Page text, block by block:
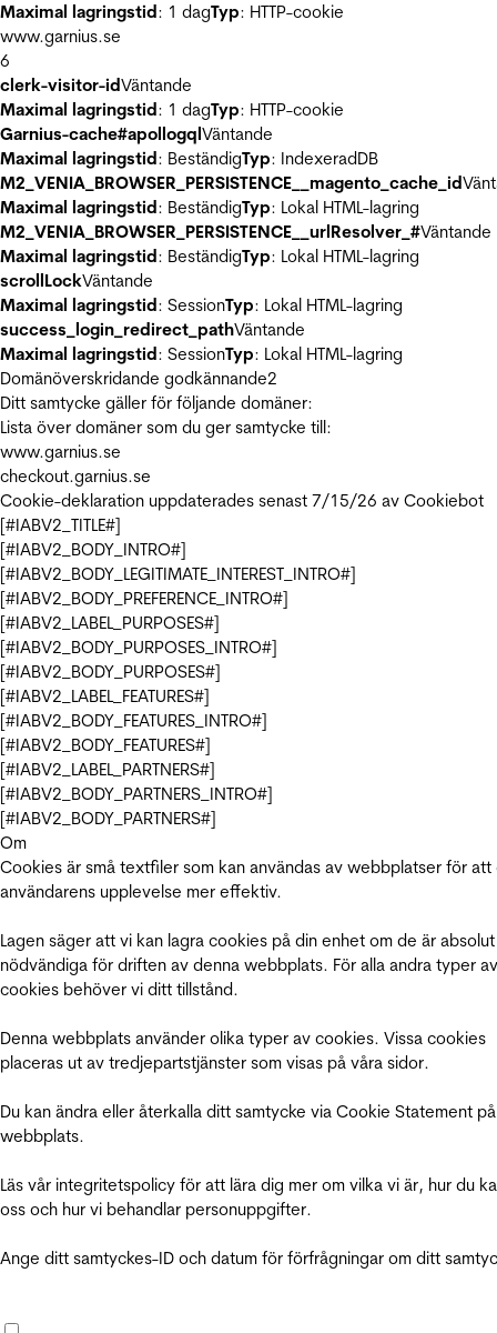
Maximal lagringstid: 1 dagTyp: HTTP-cookie
www.garnius.se
6
clerk-visitor-idVäntande
Maximal lagringstid: 1 dagTyp: HTTP-cookie
Garnius-cache#apollogqlVäntande
Maximal lagringstid: BeständigTyp: IndexeradDB
M2_VENIA_BROWSER_PERSISTENCE__magento_cache_id
Maximal lagringstid: BeständigTyp: Lokal HTML-lagring
M2_VENIA_BROWSER_PERSISTENCE__urlResolver_#Väntande
Maximal lagringstid: BeständigTyp: Lokal HTML-lagring
scrollLockVäntande
Maximal lagringstid: SessionTyp: Lokal HTML-lagring
success_login_redirect_pathVäntande
Maximal lagringstid: SessionTyp: Lokal HTML-lagring
Domänöverskridande godkännande2
Ditt samtycke gäller för följande domäner:
Lista över domäner som du ger samtycke till:
www.garnius.se
checkout.garnius.se
Cookie-deklaration uppdaterades senast 7/15/26 av Cookiebot
[#IABV2_TITLE#]
[#IABV2_BODY_INTRO#]
[#IABV2_BODY_LEGITIMATE_INTEREST_INTRO#]
[#IABV2_BODY_PREFERENCE_INTRO#]
[#IABV2_LABEL_PURPOSES#]
[#IABV2_BODY_PURPOSES_INTRO#]
[#IABV2_BODY_PURPOSES#]
[#IABV2_LABEL_FEATURES#]
[#IABV2_BODY_FEATURES_INTRO#]
[#IABV2_BODY_FEATURES#]
[#IABV2_LABEL_PARTNERS#]
[#IABV2_BODY_PARTNERS_INTRO#]
[#IABV2_BODY_PARTNERS#]
Om
Cookies är små textfiler som kan användas av webbplatser för att
användarens upplevelse mer effektiv.
Lagen säger att vi kan lagra cookies på din enhet om de är absolut
nödvändiga för driften av denna webbplats. För alla andra typer av
cookies behöver vi ditt tillstånd.
Denna webbplats använder olika typer av cookies. Vissa cookies
placeras ut av tredjepartstjänster som visas på våra sidor.
Du kan ändra eller återkalla ditt samtycke via Cookie Statement
webbplats.
Läs vår integritetspolicy för att lära dig mer om vilka vi är, hur du
oss och hur vi behandlar personuppgifter.
Ange ditt samtyckes-ID och datum för förfrågningar om ditt